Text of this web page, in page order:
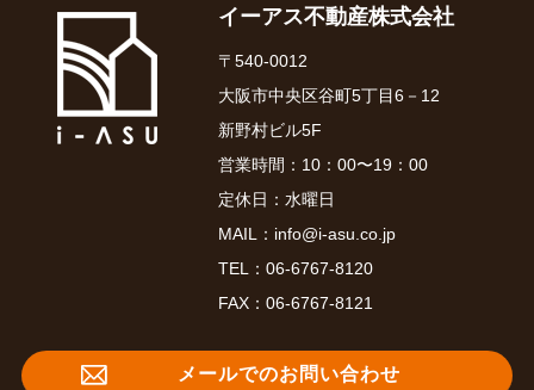
イーアス不動産株式会社
〒540-0012
大阪市中央区谷町5丁目6－12
新野村ビル5F
営業時間：10：00〜19：00
定休日：水曜日
MAIL： info@i-asu.co.jp
TEL： 06-6767-8120
FAX：06-6767-8121
メールでのお問い合わせ